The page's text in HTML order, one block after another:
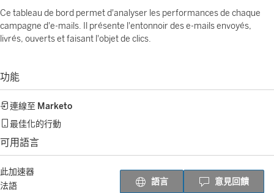
Ce tableau de bord permet d'analyser les performances de chaque
campagne d'e-mails. Il présente l'entonnoir des e-mails envoyés,
livrés, ouverts et faisant l'objet de clics.
功能
連線至 Marketo
最佳化的行動
可用語言
此加速器
法語
語言 意見回饋